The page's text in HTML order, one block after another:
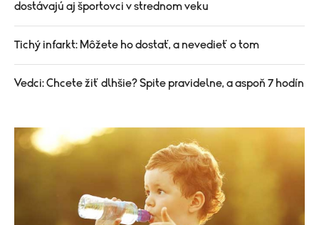
dostávajú aj športovci v strednom veku
Tichý infarkt: Môžete ho dostať, a nevedieť o tom
Vedci: Chcete žiť dlhšie? Spite pravidelne, a aspoň 7 hodín